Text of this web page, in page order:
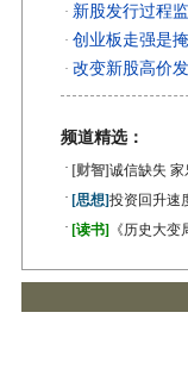
· 新股发行过程
· 创业板走强是
· 改变新股高价
频道精选：
· [财智]诚信缺失
· [思想]投资回升速
· [读书] 《历史大变